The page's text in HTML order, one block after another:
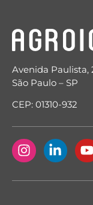
Avenida Paulista,
São Paulo – SP
CEP: 01310-932